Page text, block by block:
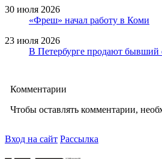
30 июля 2026
«Фреш» начал работу в Коми
23 июля 2026
В Петербурге продают бывший
Комментарии
Чтобы оставлять комментарии,
Вход на сайт Рассылка